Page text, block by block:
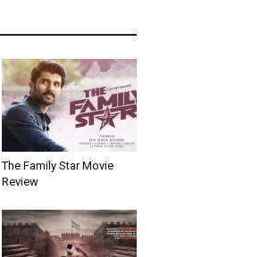
The Family Star Movie
Review